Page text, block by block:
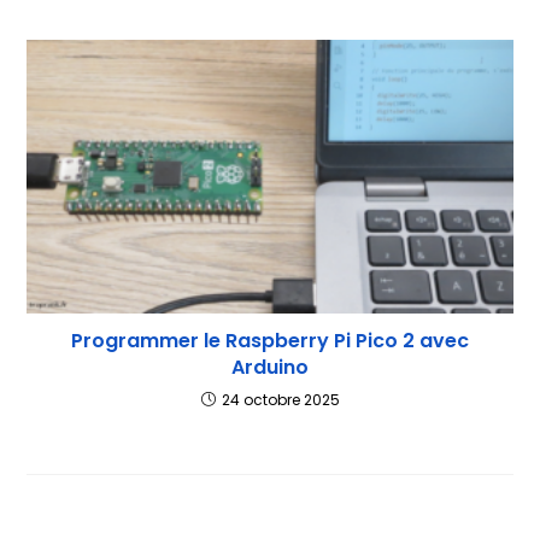
Programmer le Raspberry Pi Pico 2 avec
Arduino
24 octobre 2025